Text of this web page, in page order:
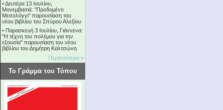
•Δευτέρα 13 Ιουλίου,
Μονεμβασιά: "Προδομένο
Μεσολόγγι" παρουσίαση του
νέου βιβλίου του Σπύρου Αλεξίου
• Παρασκευή 3 Ιουλίου, Γιάννενα:
"Η τέχνη του πολέμου για την
εξουσία" παρουσίαση του νέου
βιβλίου του Δημήτρη Καλτσώνη
Περισσότερα »
Το Γράμμα του Τόπου